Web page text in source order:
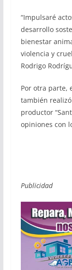
“Impulsaré
desarrollo
bienestar
violencia y
Rodrigo
Por otra parte,
también
productor
opiniones con
Publicidad